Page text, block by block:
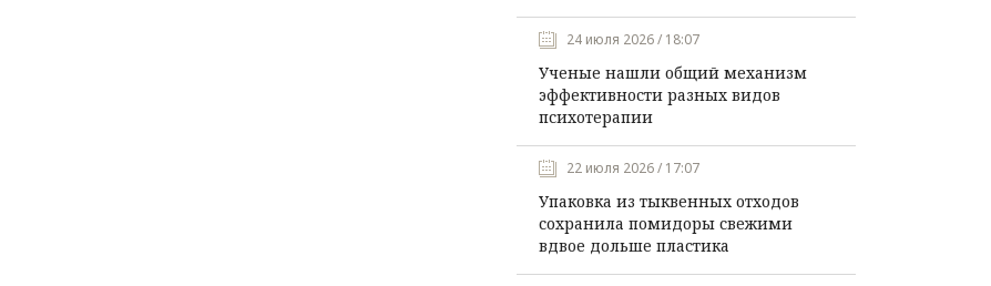
24 июля 2026 / 18:07
Ученые нашли общий механизм
эффективности разных видов
психотерапии
22 июля 2026 / 17:07
Упаковка из тыквенных отходов
сохранила помидоры свежими
вдвое дольше пластика